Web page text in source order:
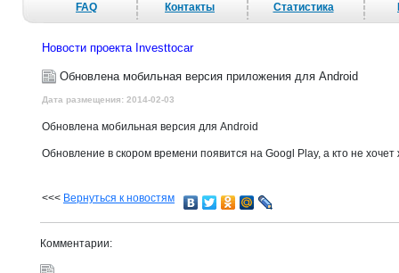
FAQ Контакты Статистика
Новости проекта Investtocar
Обновлена мобильная версия приложения для Android
Дата размещения: 2014-02-03
Обновлена мобильная версия для Android
Обновление в скором времени появится на Googl Play, а кто не
<<< Вернуться к новостям
Комментарии: